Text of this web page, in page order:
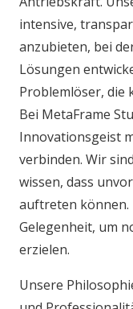
intensive,
anzubieten, bei
Lösungen
Problemlöser, die
Bei MetaFrame
Innovationsgeist
verbinden. Wir
wissen, dass
auftreten können.
Gelegenheit, um
erzielen.
Unsere